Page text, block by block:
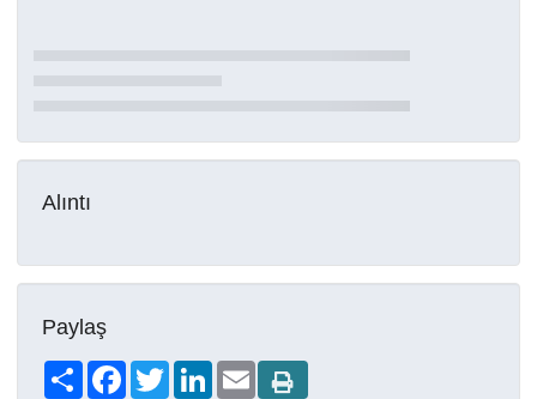
Alıntı
Paylaş
Share FacebookTwitterLinkedIn
Email